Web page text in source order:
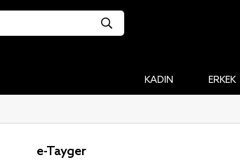
KADIN ERKEK
e-Tayger